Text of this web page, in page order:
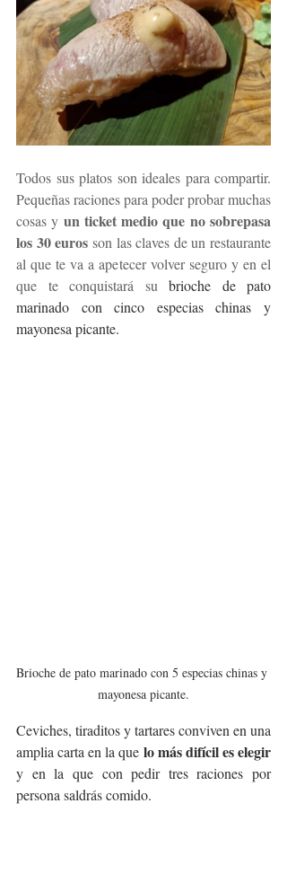
Todos sus platos son ideales para compartir.
Pequeñas raciones para poder probar muchas
cosas y un ticket medio que no sobrepasa
los 30 euros son las claves de un restaurante
al que te va a apetecer volver seguro y en el
que te conquistará su brioche de pato
marinado con cinco especias chinas y
mayonesa picante.
Brioche de pato marinado con 5 especias chinas y
mayonesa picante.
Ceviches, tiraditos y tartares conviven en una
amplia carta en la que
y en la que con pedir tres raciones por
persona saldrás comido.